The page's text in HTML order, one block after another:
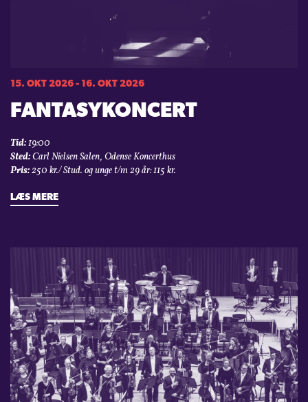
15. OKT 2026 - 16. OKT 2026
FANTASYKONCERT
Tid:19:00
Sted:Carl Nielsen Salen, Odense Koncerthus
Pris:250 kr./ Stud. og unge t/m 29 år: 115 kr.
LÆS MERE